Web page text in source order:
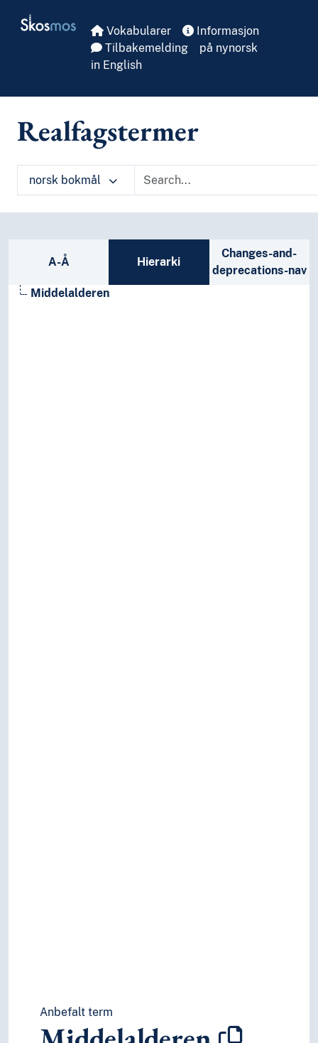
Skosmos Vokabularer
Informasjon
Tilbakemelding
på nynorsk
in English
Realfagstermer
norsk bokmål
Sidefelt: navigér i vokabularet på ulike
A-Å Hierarki
Changes-and-
deprecations-nav
Middelalderen
Anbefalt term